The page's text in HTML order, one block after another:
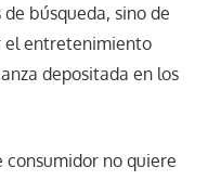
búsqueda, sino de
el entretenimiento
depositada en los
consumidor no quiere